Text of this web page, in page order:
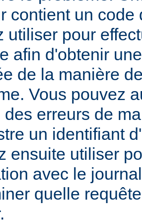
contient un code
utiliser pour
afin d'obtenir
de la manière
Vous pouvez
des erreurs de
un identifiant
ensuite utiliser
avec le
quelle